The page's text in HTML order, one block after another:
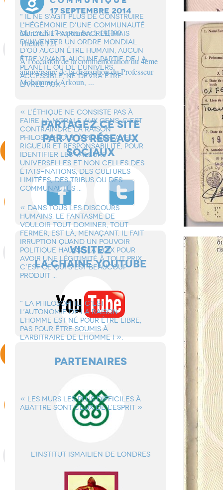
" IL NE S'AGIT PLUS DE CONSTRUIRE
L'HÉGÉMONIE D'UNE COMMUNAUTÉ
OU D'UNE PATRIE SACRÉE, MAIS
D'INVENTER UN ORDRE MONDIAL
D'OÙ AUCUN ÊTRE HUMAIN, AUCUN
ÊTRE VIVANT, AUCUNE PARTIE DE LA
PLANÈTE OU DE L'UNIVERS
ACCESSIBLE, NE DEVRA ÊTRE
LIVRÉE AUX ...
« L’éTHIQUE NE CONSISTE PAS à
FAIRE LA MORALE AUX GENS. C’EST
CONTRAINDRE LA RAISON
PHILOSOPHIQUE à PENSER, AVEC
RIGUEUR ET RESPONSABILITé, POUR
IDENTIFIER LES VALEURS
UNIVERSELLES ET NON CELLES DES
éTATS-NATIONS, DES CULTURES
LIMITéES, DES TRIBUS OU DES
COMMUNAUTéS ...
« DANS TOUS LES DISCOURS
HUMAINS, LE FANTASME DE
VOULOIR TOUT DOMINER, TOUT
FERMER, EST Là, MENAçANT. IL FAIT
IRRUPTION QUAND UN POUVOIR
POLITIQUE HAUSSE LA VOIX POUR
AVOIR UNE LéGITIMITé à TOUT PRIX.
C’EST CE QUI S’EST BEAUCOUP
PRODUIT ...
" LA PHILOSOPHIE, C’EST
L’AUTONOMIE DE LA RAISON.
L’HOMME EST Né POUR êTRE LIBRE,
PAS POUR êTRE SOUMIS à
L’ARBITRAIRE DE L’HOMME ! ».
« LES MURS LES PLUS DIFFICILES à
ABATTRE SONT CEUX DE L’ESPRIT »
17 SEPTEMBRE 2014
Mercredi 17 septembre à 19H00
Théâtre 121
À l’occasion de la commémoration du 4ème
anniversaire de la disparition du Professeur
Mohammed Arkoun, ...
PARTAGEZ CE SITE
PAR VOS RÉSEAUX
SOCIAUX
VISITEZ
LA CHAINE YOUTUBE
PARTENAIRES
L’institut ismailien de Londres